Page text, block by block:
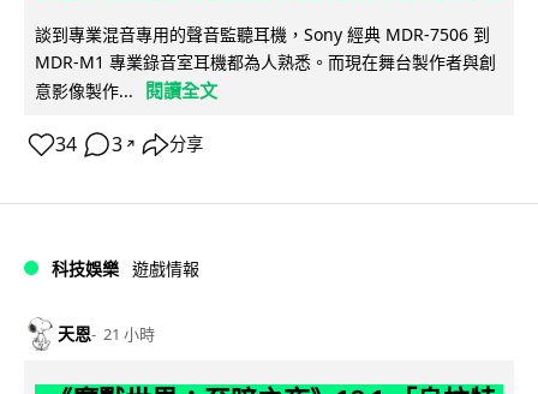
談到專業混音專用的聲音監聽耳機，Sony 經典 MDR-7506 到
MDR-M1 專業錄音室耳機都為人熟悉。而現在舞台製作者與創
意影像製作...
閱讀全文
34 3 ↗ 分享
科技娛樂 遊戲情報
天恩 21 小時